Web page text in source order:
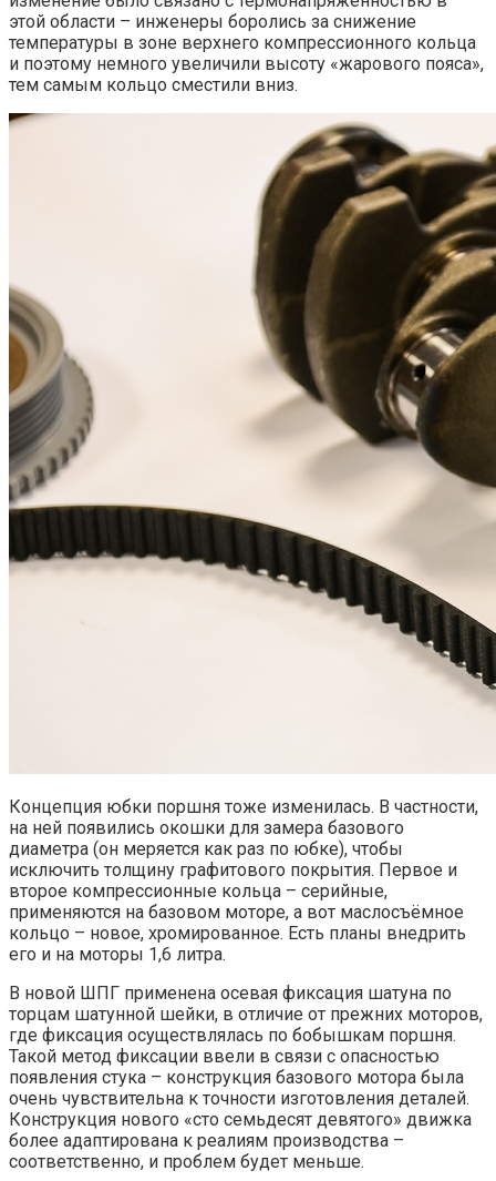
этой области – инженеры боролись за снижение
температуры в зоне верхнего компрессионного кольца
и поэтому немного увеличили высоту «жарового пояса»,
тем самым кольцо сместили вниз.
Концепция юбки поршня тоже изменилась. В частности,
на ней появились окошки для замера базового
диаметра (он меряется как раз по юбке), чтобы
исключить толщину графитового покрытия. Первое и
второе компрессионные кольца – серийные,
применяются на базовом моторе, а вот маслосъёмное
кольцо – новое, хромированное. Есть планы внедрить
его и на моторы 1,6 литра.
В новой ШПГ применена осевая фиксация шатуна по
торцам шатунной шейки, в отличие от прежних моторов,
где фиксация осуществлялась по бобышкам поршня.
Такой метод фиксации ввели в связи с опасностью
появления стука – конструкция базового мотора была
очень чувствительна к точности изготовления деталей.
Конструкция нового «сто семьдесят девятого» движка
более адаптирована к реалиям производства –
соответственно, и проблем будет меньше.